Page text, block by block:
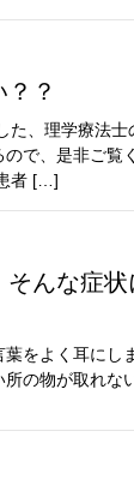
？？
た、理学療法
ので、是非ご
者 […]
をよく耳にし
所の物が取れ